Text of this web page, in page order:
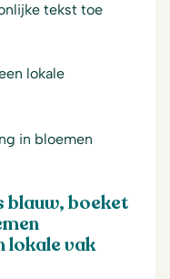
tekst toe
lokale
in bloemen
blauw, boeket
lokale vak